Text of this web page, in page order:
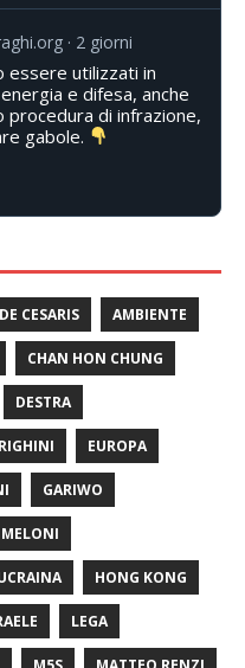
2 giorni
essere utilizzati in
e difesa, anche
di infrazione,
gabole.
CESARIS AMBIENTE
CHAN HON CHUNG
DESTRA
EUROPA
GARIWO
HONG KONG
LEGA